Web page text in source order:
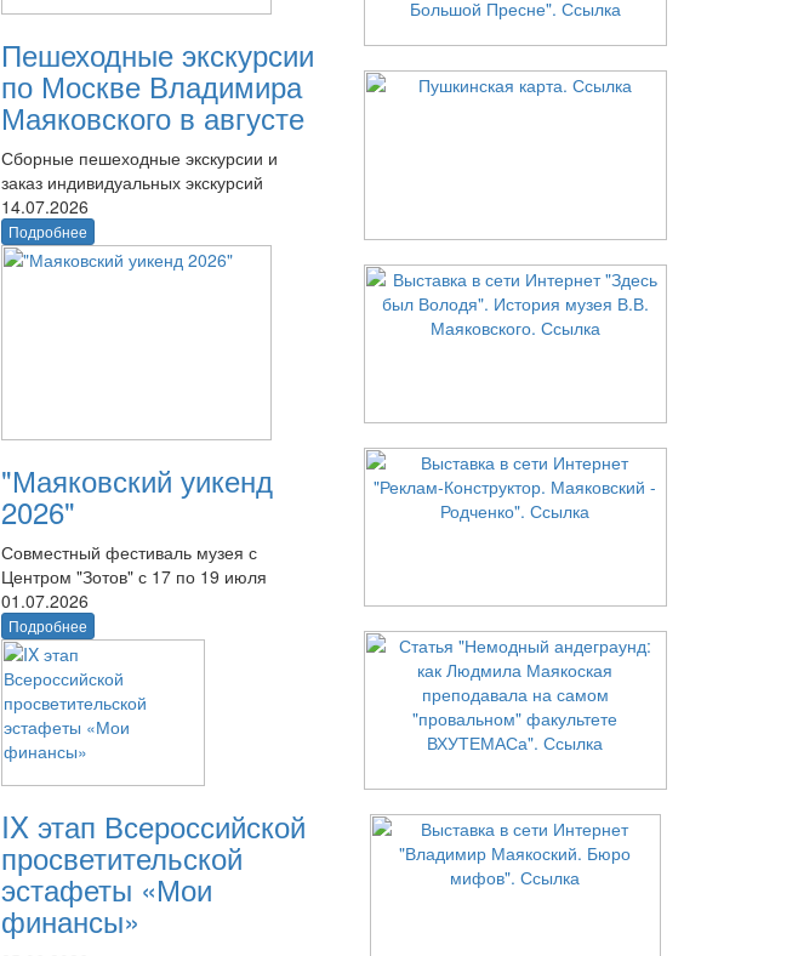
Пешеходные экскурсии
по Москве Владимира
Маяковского в августе
Сборные пешеходные экскурсии и
заказ индивидуальных экскурсий
14.07.2026
Подробнее
"Маяковский уикенд
2026"
Совместный фестиваль музея с
Центром "Зотов" с 17 по 19 июля
01.07.2026
Подробнее
IX этап Всероссийской
просветительской
эстафеты «Мои
финансы»